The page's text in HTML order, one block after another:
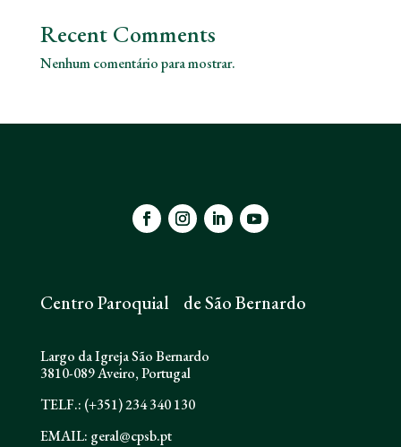
Recent Comments
Nenhum comentário para mostrar.
Centro Paroquial de São Bernardo
Largo da Igreja São Bernardo
3810-089 Aveiro, Portugal
TELF.: (+351) 234 340 130
EMAIL: geral@cpsb.pt